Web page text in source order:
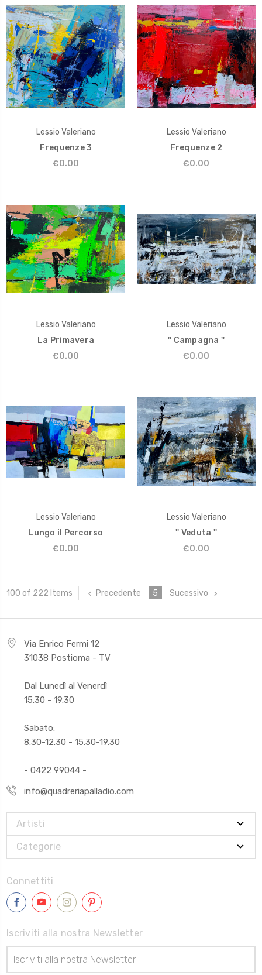
Lessio Valeriano
Frequenze 3
€0.00
Lessio Valeriano
Frequenze 2
€0.00
Lessio Valeriano
La Primavera
€0.00
Lessio Valeriano
'' Campagna ''
€0.00
Lessio Valeriano
Lungo il Percorso
€0.00
Lessio Valeriano
'' Veduta ''
€0.00
100 of 222 Items Precedente 5 Sucessivo
Via Enrico Fermi 12
31038 Postioma - TV
Dal Lunedì al Venerdì
15.30 - 19.30
Sabato:
8.30-12.30 - 15.30-19.30
- 0422 99044 -
info@quadreriapalladio.com
Artisti
Categorie
Connettiti
Iscriviti alla nostra Newsletter
Email